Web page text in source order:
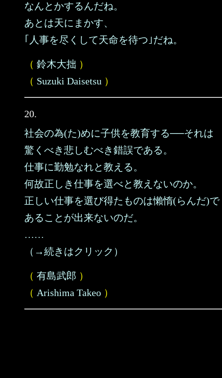
なんとかするんだね。
あとは天にまかす、
｢人事を尽くして天命を待つ｣だね。
（ 鈴木大拙 ）
（ Suzuki Daisetsu ）
20.
社会の為(た)めに子供を教育する──それは
驚くべき悲しむべき錯誤である。
仕事に勤勉なれと教える。
何故正しき仕事を選べと教えないのか。
正しい仕事を選び得たものは懶惰(らんだ)で
あることが出来ないのだ。
……
（→続きはクリック）
（ 有島武郎 ）
（ Arishima Takeo ）